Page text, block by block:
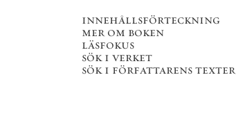
innehållsförteckning
mer om boken
läsfokus
sök i verket
sök i författarens texter